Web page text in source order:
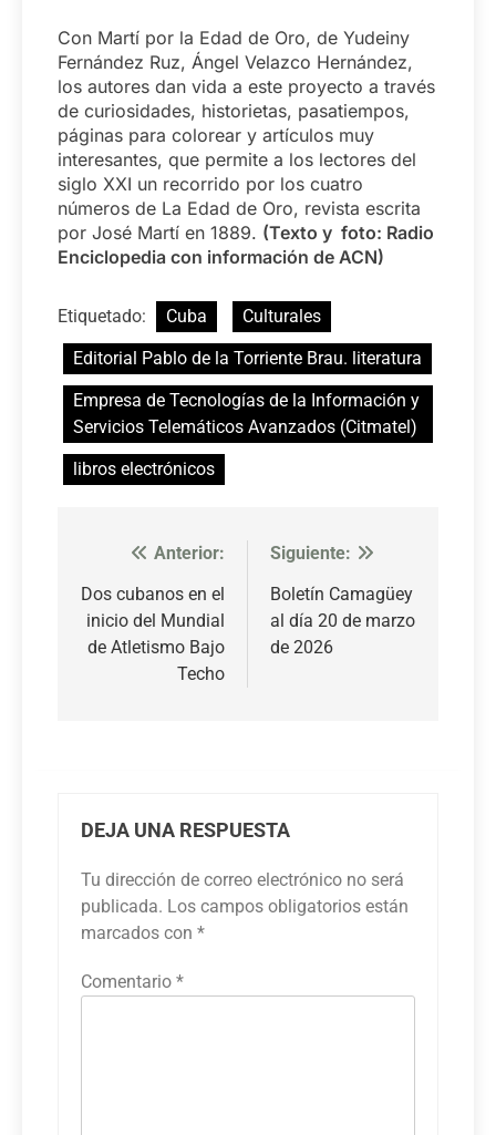
Con Martí por la Edad de Oro, de Yudeiny
Fernández Ruz, Ángel Velazco Hernández,
los autores dan vida a este proyecto a través
de curiosidades, historietas, pasatiempos,
páginas para colorear y artículos muy
interesantes, que permite a los lectores del
siglo XXI un recorrido por los cuatro
números de La Edad de Oro, revista escrita
por José Martí en 1889. (Texto y foto: Radio
Enciclopedia con información de ACN)
Etiquetado: Cuba
Culturales
Editorial Pablo de la Torriente Brau. literatura
Empresa de Tecnologías de la Información y
Servicios Telemáticos Avanzados (Citmatel)
libros electrónicos
Navegación
de
entradas
Anterior:
Dos cubanos en el
inicio del Mundial
de Atletismo Bajo
Techo
Siguiente:
Boletín Camagüey
al día 20 de marzo
de 2026
DEJA UNA RESPUESTA
Tu dirección de correo electrónico no será
publicada. Los campos obligatorios están
marcados con *
Comentario *